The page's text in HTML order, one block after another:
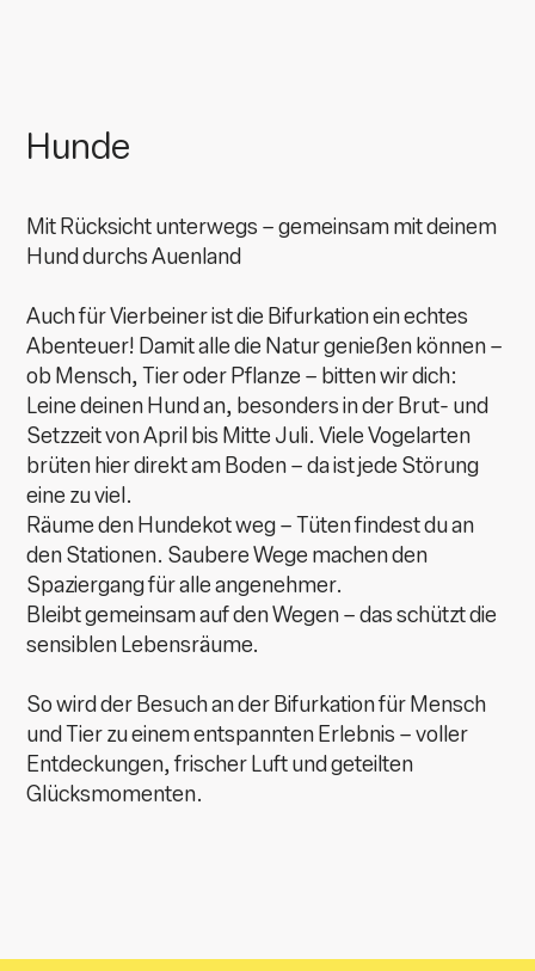
Hunde
Mit Rücksicht unterwegs – gemeinsam mit deinem
Hund durchs Auenland
Auch für Vierbeiner ist die Bifurkation ein echtes
Abenteuer! Damit alle die Natur genießen können –
ob Mensch, Tier oder Pflanze – bitten wir dich:
Leine deinen Hund an, besonders in der Brut- und
Setzzeit von April bis Mitte Juli. Viele Vogelarten
brüten hier direkt am Boden – da ist jede Störung
eine zu viel.
Räume den Hundekot weg – Tüten findest du an
den Stationen. Saubere Wege machen den
Spaziergang für alle angenehmer.
Bleibt gemeinsam auf den Wegen – das schützt die
sensiblen Lebensräume.
So wird der Besuch an der Bifurkation für Mensch
und Tier zu einem entspannten Erlebnis – voller
Entdeckungen, frischer Luft und geteilten
Glücksmomenten.